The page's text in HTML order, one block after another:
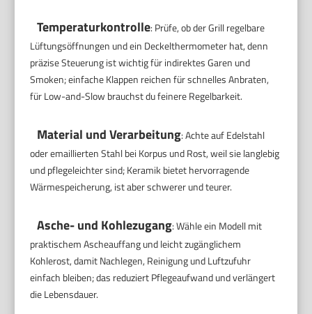
Temperaturkontrolle: Prüfe, ob der Grill regelbare
Lüftungsöffnungen und ein Deckelthermometer hat, denn
präzise Steuerung ist wichtig für indirektes Garen und
Smoken; einfache Klappen reichen für schnelles Anbraten,
für Low-and-Slow brauchst du feinere Regelbarkeit.
Material und Verarbeitung: Achte auf Edelstahl
oder emaillierten Stahl bei Korpus und Rost, weil sie langlebig
und pflegeleichter sind; Keramik bietet hervorragende
Wärmespeicherung, ist aber schwerer und teurer.
Asche- und Kohlezugang: Wähle ein Modell mit
praktischem Ascheauffang und leicht zugänglichem
Kohlerost, damit Nachlegen, Reinigung und Luftzufuhr
einfach bleiben; das reduziert Pflegeaufwand und verlängert
die Lebensdauer.